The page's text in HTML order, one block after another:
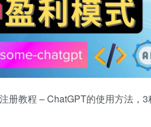
册教程 – ChatGPT的使用方法，